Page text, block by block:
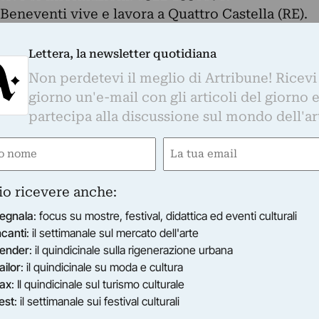
vive e lavora a Quattro Castella (RE).
corsi di lingua francese, pubblicati dalla
recentemente avvicinata alla pittura, sua
esperienze, si è accostata al Movimento
spunti di riflessione e approfondimento a lei
alla rêverie, il riferimento ai quattro
terra e fuoco - e la trasfigurazione del
dall’uso del colore puro e della pittura
plastica liricità a momenti caratterizzati dalla
suggerendo misteriose corrispondenze
Lettera, la newsletter quotidiana
Non perdetevi il meglio di Artribune! Ricevi
giorno un'e-mail con gli articoli del giorno e
partecipa alla discussione sul mondo
Email
ricevere anche:
: focus su mostre, festival, didattica ed eventi culturali
: il settimanale sul mercato dell'arte
: il quindicinale sulla rigenerazione urbana
: il quindicinale su moda e cultura
: Il quindicinale sul turismo culturale
: il settimanale sui festival culturali